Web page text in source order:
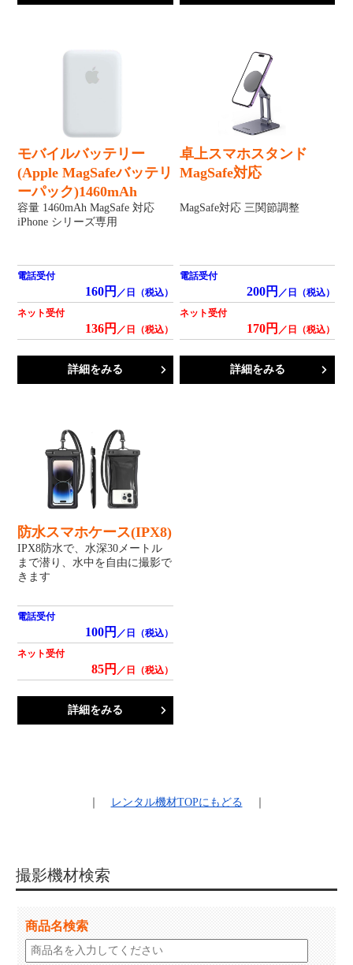
モバイルバッテリー
(Apple MagSafeバッテリ
ーパック)1460mAh
容量 1460mAh MagSafe 対応
iPhone シリーズ専用
電話受付
160円 ／日（税込）
ネット受付
136円 ／日（税込）
詳細をみる
卓上スマホスタンド
MagSafe対応
MagSafe対応 三関節調整
電話受付
200円 ／日（税込）
ネット受付
170円 ／日（税込）
詳細をみる
防水スマホケース(IPX8)
IPX8防水で、水深30メートル
まで潜り、水中を自由に撮影で
きます
電話受付
100円 ／日（税込）
ネット受付
85円 ／日（税込）
詳細をみる
レンタル機材TOPにもどる
撮影機材検索
商品名検索